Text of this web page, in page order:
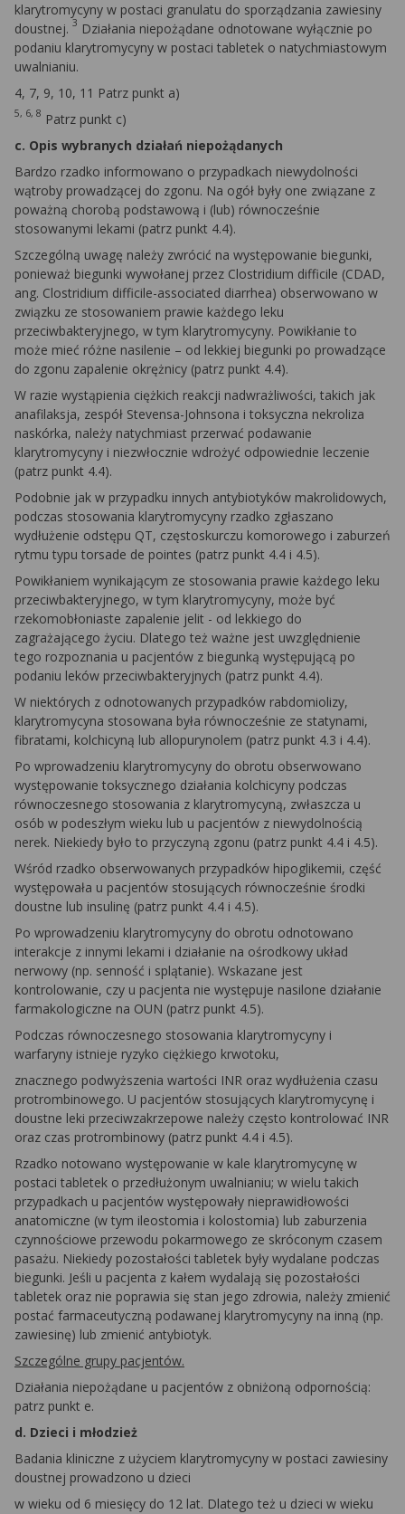
klarytromycyny w postaci granulatu do sporządzania zawiesiny
doustnej. 3 Działania niepożądane odnotowane wyłącznie po
podaniu klarytromycyny w postaci tabletek o natychmiastowym
uwalnianiu.
4, 7, 9, 10, 11 Patrz punkt a)
5, 6, 8 Patrz punkt c)
c. Opis wybranych działań niepożądanych
Bardzo rzadko informowano o przypadkach niewydolności
wątroby prowadzącej do zgonu. Na ogół były one związane z
poważną chorobą podstawową i (lub) równocześnie
stosowanymi lekami (patrz punkt 4.4).
Szczególną uwagę należy zwrócić na występowanie biegunki,
ponieważ biegunki wywołanej przez Clostridium difficile (CDAD,
ang. Clostridium difficile-associated diarrhea) obserwowano w
związku ze stosowaniem prawie każdego leku
przeciwbakteryjnego, w tym klarytromycyny. Powikłanie to
może mieć różne nasilenie – od lekkiej biegunki po prowadzące
do zgonu zapalenie okrężnicy (patrz punkt 4.4).
W razie wystąpienia ciężkich reakcji nadwrażliwości, takich jak
anafilaksja, zespół Stevensa-Johnsona i toksyczna nekroliza
naskórka, należy natychmiast przerwać podawanie
klarytromycyny i niezwłocznie wdrożyć odpowiednie leczenie
(patrz punkt 4.4).
Podobnie jak w przypadku innych antybiotyków makrolidowych,
podczas stosowania klarytromycyny rzadko zgłaszano
wydłużenie odstępu QT, częstoskurczu komorowego i zaburzeń
rytmu typu torsade de pointes (patrz punkt 4.4 i 4.5).
Powikłaniem wynikającym ze stosowania prawie każdego leku
przeciwbakteryjnego, w tym klarytromycyny, może być
rzekomobłoniaste zapalenie jelit - od lekkiego do
zagrażającego życiu. Dlatego też ważne jest uwzględnienie
tego rozpoznania u pacjentów z biegunką występującą po
podaniu leków przeciwbakteryjnych (patrz punkt 4.4).
W niektórych z odnotowanych przypadków rabdomiolizy,
klarytromycyna stosowana była równocześnie ze statynami,
fibratami, kolchicyną lub allopurynolem (patrz punkt 4.3 i 4.4).
Po wprowadzeniu klarytromycyny do obrotu obserwowano
występowanie toksycznego działania kolchicyny podczas
równoczesnego stosowania z klarytromycyną, zwłaszcza u
osób w podeszłym wieku lub u pacjentów z niewydolnością
nerek. Niekiedy było to przyczyną zgonu (patrz punkt 4.4 i 4.5).
Wśród rzadko obserwowanych przypadków hipoglikemii, część
występowała u pacjentów stosujących równocześnie środki
doustne lub insulinę (patrz punkt 4.4 i 4.5).
Po wprowadzeniu klarytromycyny do obrotu odnotowano
interakcje z innymi lekami i działanie na ośrodkowy układ
nerwowy (np. senność i splątanie). Wskazane jest
kontrolowanie, czy u pacjenta nie występuje nasilone działanie
farmakologiczne na OUN (patrz punkt 4.5).
Podczas równoczesnego stosowania klarytromycyny i
warfaryny istnieje ryzyko ciężkiego krwotoku,
znacznego podwyższenia wartości INR oraz wydłużenia czasu
protrombinowego. U pacjentów stosujących klarytromycynę i
doustne leki przeciwzakrzepowe należy często kontrolować INR
oraz czas protrombinowy (patrz punkt 4.4 i 4.5).
Rzadko notowano występowanie w kale klarytromycynę w
postaci tabletek o przedłużonym uwalnianiu; w wielu takich
przypadkach u pacjentów występowały nieprawidłowości
anatomiczne (w tym ileostomia i kolostomia) lub zaburzenia
czynnościowe przewodu pokarmowego ze skróconym czasem
pasażu. Niekiedy pozostałości tabletek były wydalane podczas
biegunki. Jeśli u pacjenta z kałem wydalają się pozostałości
tabletek oraz nie poprawia się stan jego zdrowia, należy zmienić
postać farmaceutyczną podawanej klarytromycyny na inną (np.
zawiesinę) lub zmienić antybiotyk.
Szczególne grupy pacjentów.
Działania niepożądane u pacjentów z obniżoną odpornością:
patrz punkt e.
d. Dzieci i młodzież
Badania kliniczne z użyciem klarytromycyny w postaci zawiesiny
doustnej prowadzono u dzieci
w wieku od 6 miesięcy do 12 lat. Dlatego też u dzieci w wieku